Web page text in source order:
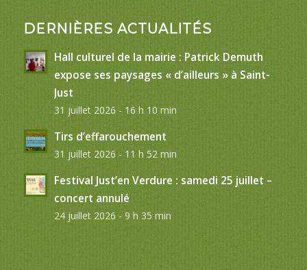
DERNIÈRES ACTUALITÉS
Hall culturel de la mairie : Patrick Demuth
expose ses paysages « d’ailleurs » à Saint-
Just
31 juillet 2026 - 16 h 10 min
Tirs d’effarouchement
31 juillet 2026 - 11 h 52 min
Festival Just’en Verdure : samedi 25 juillet –
concert annulé
24 juillet 2026 - 9 h 35 min